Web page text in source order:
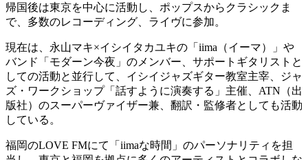
帰国後は東京を中心に活動し、ポップスからクラシックま
で、多数のレコーディング、ライヴに参加。
現在は、永山マキ×イシイタカユキの「iima（イーマ）」や
バンド「モダーン今夜」のメンバー、サポートギタリストと
しての活動と並行して、イシイジャズギター教室主宰、ジャ
ズ・ワークショップ「話すように演奏する」主催、ATN（出
版社）のスーパーヴァイザー兼、翻訳・監修者としても活動
している。
福岡のLOVE FMにて「iimaな時間」のパーソナリティを担